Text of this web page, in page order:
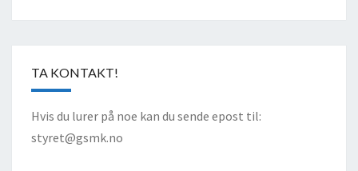
TA KONTAKT!
Hvis du lurer på noe kan du sende epost til:
styret@gsmk.no